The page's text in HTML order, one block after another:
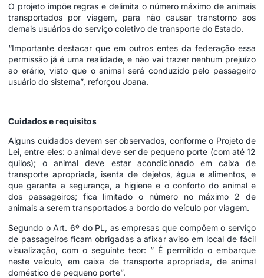
O projeto impõe regras e delimita o número máximo de animais
transportados por viagem, para não causar transtorno aos
demais usuários do serviço coletivo de transporte do Estado.
“Importante destacar que em outros entes da federação essa
permissão já é uma realidade, e não vai trazer nenhum prejuízo
ao erário, visto que o animal será conduzido pelo passageiro
usuário do sistema”, reforçou Joana.
Cuidados e requisitos
Alguns cuidados devem ser observados, conforme o Projeto de
Lei, entre eles: o animal deve ser de pequeno porte (com até 12
quilos); o animal deve estar acondicionado em caixa de
transporte apropriada, isenta de dejetos, água e alimentos, e
que garanta a segurança, a higiene e o conforto do animal e
dos passageiros; fica limitado o número no máximo 2 de
animais a serem transportados a bordo do veículo por viagem.
Segundo o Art. 6º do PL, as empresas que compõem o serviço
de passageiros ficam obrigadas a afixar aviso em local de fácil
visualização, com o seguinte teor: ” É permitido o embarque
neste veículo, em caixa de transporte apropriada, de animal
doméstico de pequeno porte”.